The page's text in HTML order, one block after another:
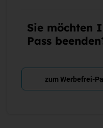
Sie möchten
Pass
zum Werbefrei-